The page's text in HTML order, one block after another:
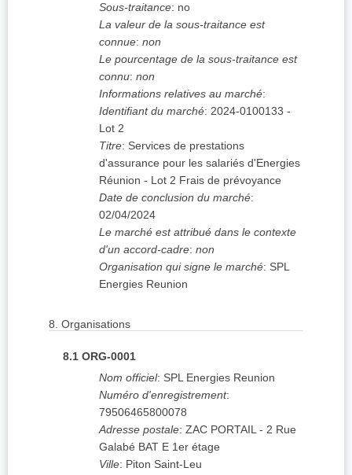
Sous-traitance: no
La valeur de la sous-traitance est
connue: non
Le pourcentage de la sous-traitance est
connu: non
Informations relatives au marché:
Identifiant du marché: 2024-0100133 -
Lot 2
Titre: Services de prestations
d'assurance pour les salariés d'Energies
Réunion - Lot 2 Frais de prévoyance
Date de conclusion du marché:
02/04/2024
Le marché est attribué dans le contexte
d'un accord-cadre: non
Organisation qui signe le marché: SPL
Energies Reunion
8. Organisations
8.1 ORG-0001
Nom officiel: SPL Energies Reunion
Numéro d'enregistrement:
79506465800078
Adresse postale: ZAC PORTAIL - 2 Rue
Galabé BAT E 1er étage
Ville: Piton Saint-Leu